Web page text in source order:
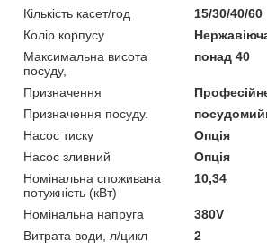
Кількість касет/год
15/30/40/60
Колір корпусу
Максимальна висота
посуду,
понад 40
Призначення
Призначення посуду.
Насос тиску
Опція
Насос зливний
Опція
Номінальна споживана
потужність (кВт)
10,34
Номінальна напруга
380V
Витрата води, л/цикл
2